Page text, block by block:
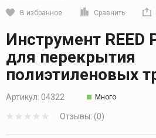
В избранное Сравнить
Кликните, чтобы скопировать прямую
Инструмент REED
для перекрытия
полиэтиленовых
Артикул: 04322 Много
Отзывы: (0)